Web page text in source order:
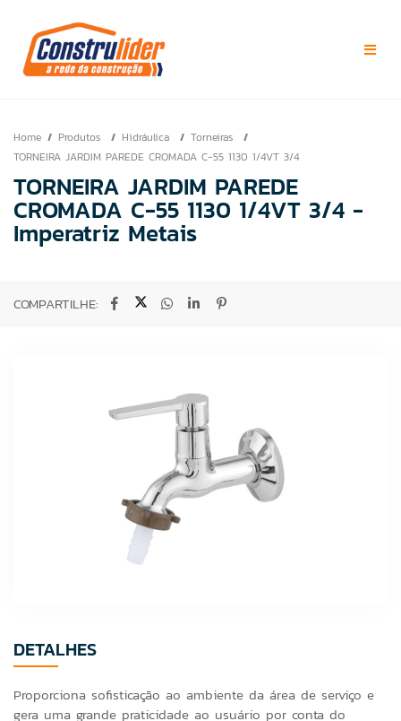
Home Produtos Hidráulica
Torneiras
TORNEIRA JARDIM PAREDE CROMADA C-55 1130 1/4VT 3/4
TORNEIRA JARDIM PAREDE
CROMADA C-55 1130 1/4VT 3/4 -
Imperatriz Metais
COMPARTILHE:
DETALHES
Proporciona sofisticação ao ambiente da área de serviço e
gera uma grande praticidade ao usuário por conta do